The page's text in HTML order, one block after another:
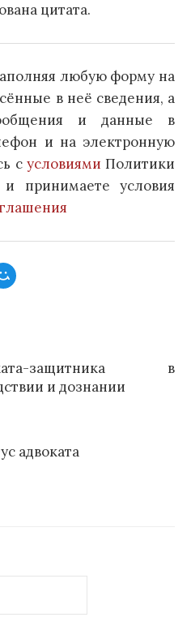
цитата.
любую форму на
в неё сведения, а
и данные в
и на электронную
с условиями Политики
и принимаете условия
защитника в
и дознании
адвоката